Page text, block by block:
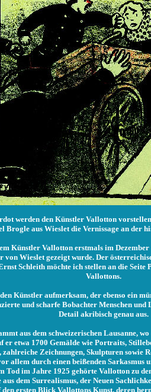
werden den Künstler Vallotton
Brogle aus Wieslet die Vernissage an der
Künstler Vallotton erstmals im
von Wieslet gezeigt wurde. Der
Schleith möchte ich stellen an die Seite
Vallottons.
Künstler aufmerksam, der ebenso ein
und scharfe Bobachter Menschen
Detail akribisch genau aus.
aus dem schweizerischen Lausanne,
etwa 1700 Gemälde wie Portraits,
Zeichnungen, Skulpturen sowie
allem durch einen beißenden Sarkasmus
im Jahre 1925 gehörte Vallotton zu
aus dem Surrealismus, der Neuen
ersten Blick Vallottons Kunst, deren